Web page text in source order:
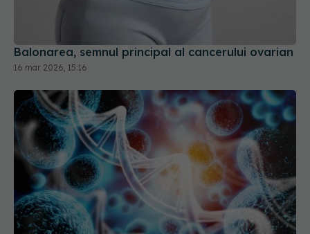
Balonarea, semnul principal al cancerului ovarian
16 mar 2026, 15:16